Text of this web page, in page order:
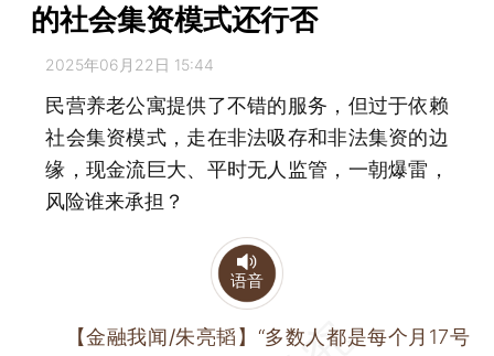
的社会集资模式还行否
2025年06月22日 15:44
民营养老公寓提供了不错的服务，但过于依赖
社会集资模式，走在非法吸存和非法集资的边
缘，现金流巨大、平时无人监管，一朝爆雷，
风险谁来承担？
语音
【金融我闻/朱亮韬】 “多数人都是每个月17号